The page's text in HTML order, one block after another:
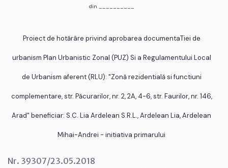
din __________
Proiect de hotărâre privind aprobarea documentaTiei de
urbanism Plan Urbanistic Zonal (PUZ) Si a Regulamentului Local
de Urbanism aferent (RLU): "Zonă rezidentială si functiuni
complementare, str. Păcurarilor, nr. 2, 2A, 4-6, str. Faurilor, nr. 146,
Arad" beneficiar: S.C. Lia Ardelean S.R.L., Ardelean Lia, Ardelean
Mihai-Andrei - initiativa primarului
Nr. 39307/23.05.2018